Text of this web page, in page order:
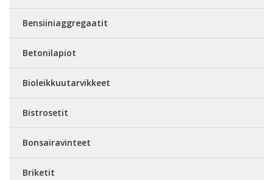
Bensiiniaggregaatit
Betonilapiot
Bioleikkuutarvikkeet
Bistrosetit
Bonsairavinteet
Briketit